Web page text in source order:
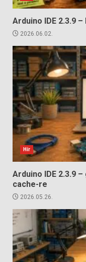
Arduino IDE 2.3.9
2026.06.02.
Hír
Arduino IDE 2.3.9
cache-re
2026.05.26.